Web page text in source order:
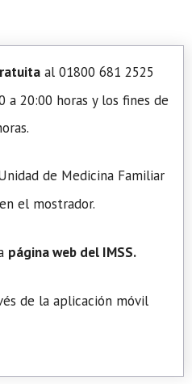
al 01800 681 2525
a 20:00 horas y los fines de
de Medicina Familiar
el mostrador.
página web del IMSS.
de la aplicación móvil